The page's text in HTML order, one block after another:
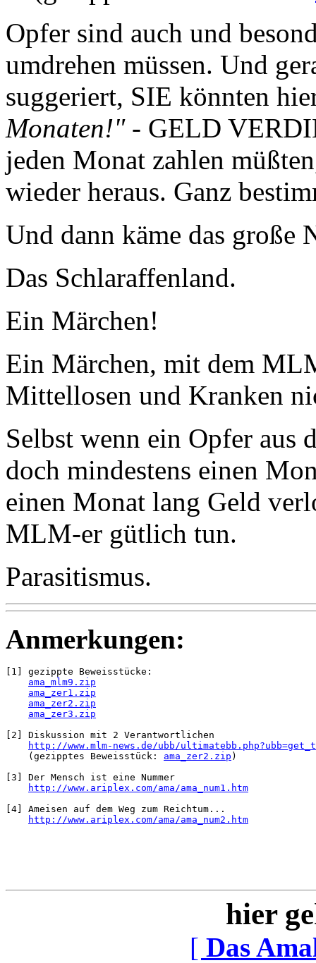
Opfer sind auch und
umdrehen müssen. Und
suggeriert, SIE könnten
Monaten!"- GELD
jeden Monat zahlen
wieder heraus. Ganz
Und dann käme das große
Das Schlaraffenland.
Ein Märchen!
Ein Märchen, mit dem
Mittellosen und Kranken
Selbst wenn ein Opfer aus
doch mindestens einen
einen Monat lang Geld
MLM-er gütlich tun.
Parasitismus.
Anmerkungen:
[1] gezippte Beweisstücke:
ama_mlm9.zip
ama_zer1.zip
ama_zer2.zip
ama_zer3.zip
[2] Diskussion mit 2 Verantwortlichen
http://www.mlm-news.de/ubb/
    (gezipptes Beweisstück:
ama_zer2.zip )
[3] Der Mensch ist eine Nummer
http://www.ariplex.com/ama/ama_num1.htm
[4] Ameisen auf dem Weg zum Reichtum...
http://www.ariplex.com/ama/ama_num2.htm
hier
[ Das